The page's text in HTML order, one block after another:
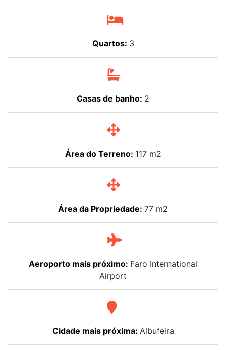
Quartos: 3
Casas de banho: 2
Área do Terreno: 117 m2
Área da Propriedade: 77 m2
Aeroporto mais próximo: Faro International
Airport
Cidade mais próxima: Albufeira